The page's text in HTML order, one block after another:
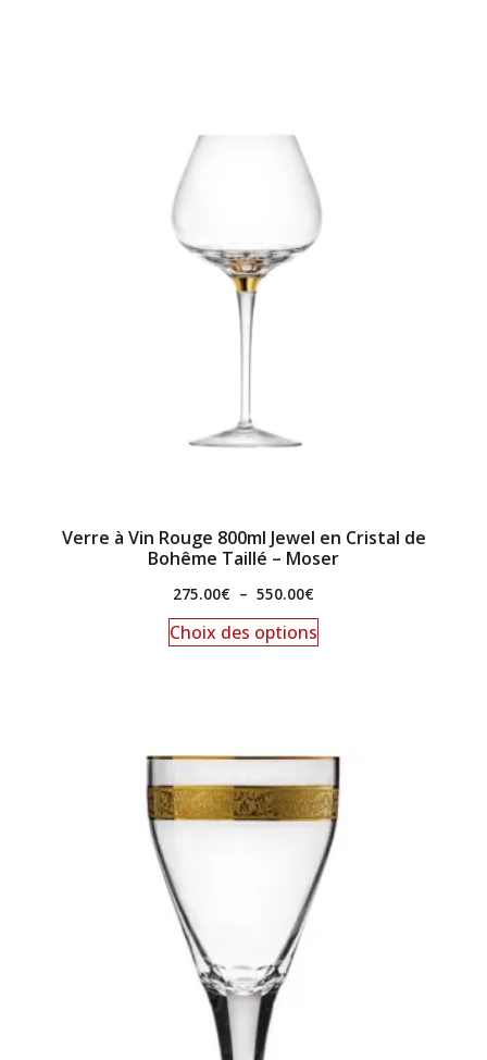
Verre à Vin Rouge 800ml Jewel en Cristal de
Bohême Taillé – Moser
275.00€ – 550.00€
Choix des options